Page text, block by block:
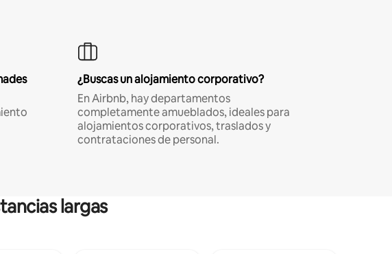
¿Buscas un alojamiento corporativo?
En Airbnb, hay departamentos
completamente amueblados, ideales para
alojamientos corporativos, traslados y
contrataciones de personal.
largas